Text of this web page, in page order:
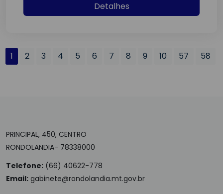
Detalhes
1 2 3 4 5 6 7 8 9 10 57 58
PRINCIPAL, 450, CENTRO
RONDOLANDIA- 78338000
Telefone: (66) 40622-778
Email: gabinete@rondolandia.mt.gov.br